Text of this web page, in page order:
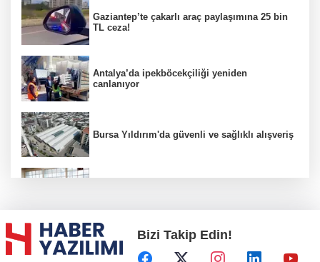
Gaziantep’te çakarlı araç paylaşımına 25 bin
TL ceza!
Antalya’da ipekböcekçiliği yeniden
canlanıyor
Bursa Yıldırım'da güvenli ve sağlıklı alışveriş
Başkent'in göletlerinde temizlik ve bakım
sürüyor
Bizi Takip Edin!